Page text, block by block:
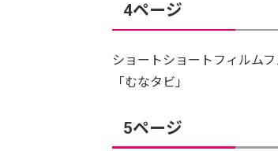
4ページ
ショートショートフィルム
「むなタビ」
5ページ